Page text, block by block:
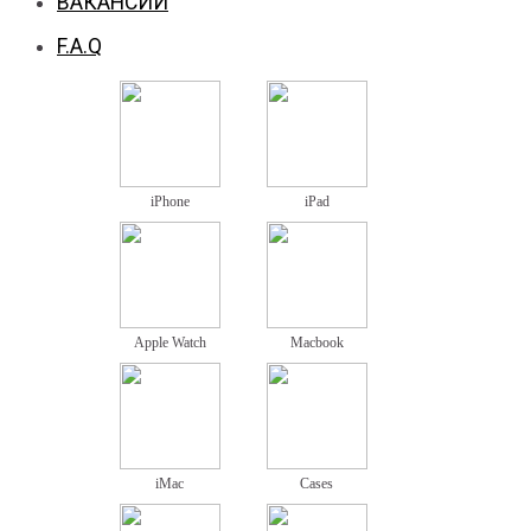
F.A.Q
iPhone iPad
Apple Watch Macbook
iMac Cases